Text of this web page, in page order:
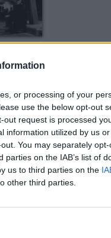
or processing of your
use the below opt-out
request is processed
information utilized by us
You may separately
on the IAB’s list of
us to third parties on the
other third parties.
Novedad
Mix Te
Corazón